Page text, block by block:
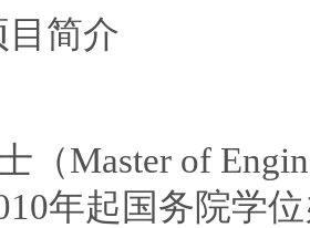
简介
（Master of
年起国务院学